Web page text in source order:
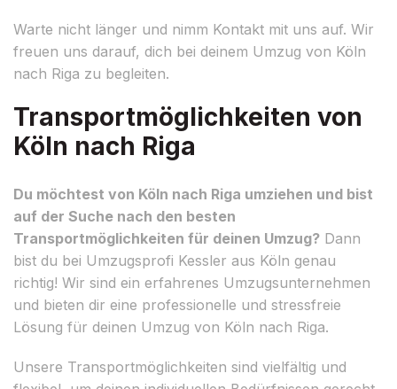
Warte nicht länger und nimm Kontakt mit uns auf. Wir
freuen uns darauf, dich bei deinem Umzug von Köln
nach Riga zu begleiten.
Transportmöglichkeiten von
Köln nach Riga
Du möchtest von Köln nach Riga umziehen und bist
auf der Suche nach den besten
Transportmöglichkeiten für deinen Umzug? Dann
bist du bei Umzugsprofi Kessler aus Köln genau
richtig! Wir sind ein erfahrenes Umzugsunternehmen
und bieten dir eine professionelle und stressfreie
Lösung für deinen Umzug von Köln nach Riga.
Unsere Transportmöglichkeiten sind vielfältig und